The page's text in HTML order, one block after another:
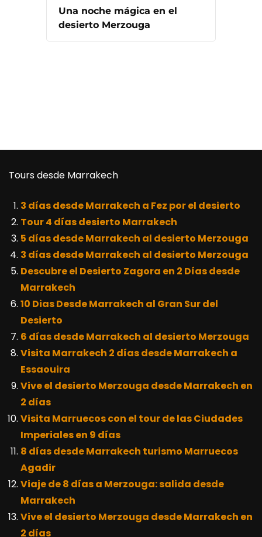
Una noche mágica en el
desierto Merzouga
Tours desde Marrakech
3 días desde Marrakech a Fez por el desierto
Tour 4 días desierto Marrakech
5 días desde Marrakech al desierto Merzouga
3 días desde Marrakech al desierto Merzouga
Descubre el Desierto Zagora en 2 Días desde
Marrakech
10 Dias Desde Marrakech al Gran Sur del
Desierto
6 días desde Marrakech al desierto Merzouga
Visita Marrakech 2 días desde Marrakech a
Essaouira
Vive el desierto Merzouga desde Marrakech en
2 días
Visita Marruecos con el tour de las Ciudades
Imperiales en 9 días
8 días desde Marrakech turismo Marruecos
Agadir
Viaje de 8 días a Merzouga: salida desde
Marrakech
Vive el desierto Merzouga desde Marrakech en
2 días